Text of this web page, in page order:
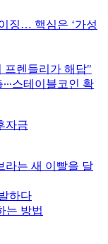
징… 핵심은 ‘가성
프렌들리가 해답"
스테이블코인 확
자금
라는 새 이빨을 달
하다
는 방법